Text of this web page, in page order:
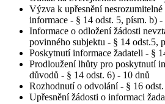
Výzva k upřesnění
informace - § 14 odst. 5, písm. b) -
Informace o odložení žádosti
povinného subjektu - § 14 odst.5,
Poskytnutí informace žadateli - §
Prodloužení lhůty pro poskytnutí
důvodů - § 14 odst. 6) - 10 dnů
Rozhodnutí o odvolání - § 16
Upřesnění žádosti o informaci